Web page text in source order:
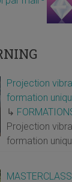
Projection
formation
↳
Projection
formation